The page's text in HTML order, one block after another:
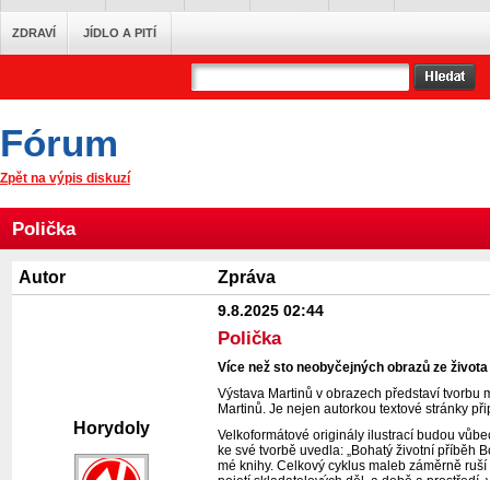
ZDRAVÍ JÍDLO A PITÍ
Fórum
Zpět na výpis diskuzí
Polička
Autor Zpráva
Horydoly
9.8.2025 02:44
Polička
Více než sto neobyčejných obrazů ze
Výstava Martinů v obrazech představí tvorbu
Martinů. Je nejen autorkou textové stránky
Velkoformátové originály ilustrací budou
ke své tvorbě uvedla:„Bohatý životní příběh
mé knihy. Celkový cyklus maleb záměrně